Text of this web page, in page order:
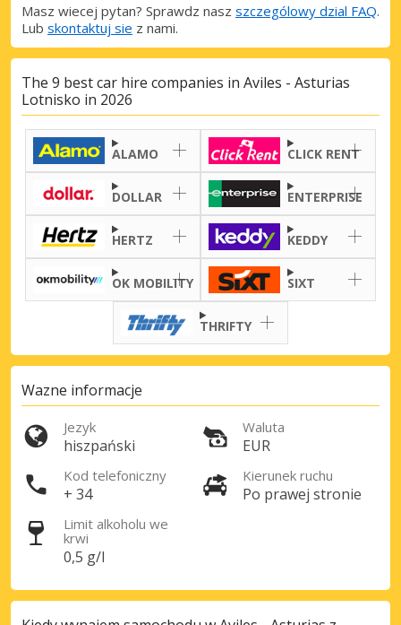
Najlepsze oszczędności
Uzyskaj dostęp do ekskluzywnych ofert
partnerów
Zaloguj się przez eLink
Masz wiecej pytan? Sprawdz nasz szczególowy dzial FAQ.
Lub skontaktuj sie z nami.
The 9 best car hire companies in Aviles - Asturias
Lotnisko in 2026
ALAMO CLICK RENT
DOLLAR ENTERPRISE
HERTZ KEDDY
OK MOBILITY SIXT
THRIFTY
Wazne informacje
Jezyk
hiszpański
Waluta
EUR
Kod telefoniczny
+ 34
Kierunek ruchu
Po prawej stronie
Limit alkoholu we
krwi
0,5 g/l